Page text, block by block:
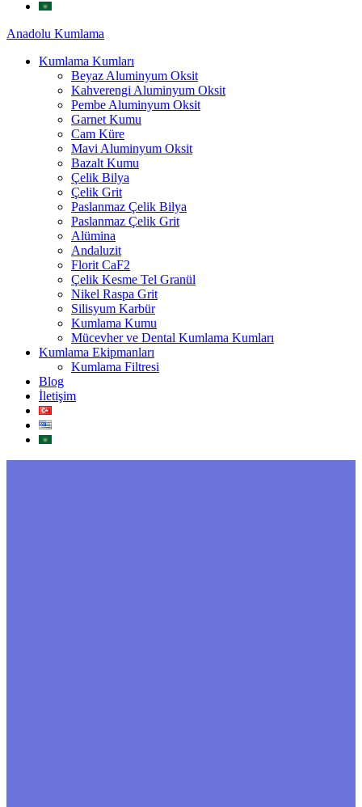
Anadolu Kumlama
Kumlama Kumları
Beyaz Aluminyum Oksit
Kahverengi Aluminyum Oksit
Pembe Aluminyum Oksit
Garnet Kumu
Cam Küre
Mavi Aluminyum Oksit
Bazalt Kumu
Çelik Bilya
Çelik Grit
Paslanmaz Çelik Bilya
Paslanmaz Çelik Grit
Alümina
Andaluzit
Florit CaF2
Çelik Kesme Tel Granül
Nikel Raspa Grit
Silisyum Karbür
Kumlama Kumu
Mücevher ve Dental Kumlama Kumları
Kumlama Ekipmanları
Kumlama Filtresi
Blog
İletişim